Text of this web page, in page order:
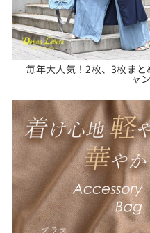
毎年大人気！2枚、3枚ま
ャ